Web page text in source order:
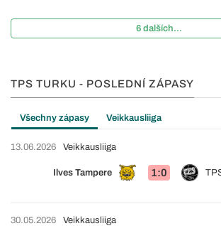
6 dalších...
TPS TURKU - POSLEDNÍ ZÁPASY
Všechny zápasy Veikkausliiga
13.06.2026
Ilves Tampere 1:0
Veikkausliiga
30.05.2026 Veikkausliiga